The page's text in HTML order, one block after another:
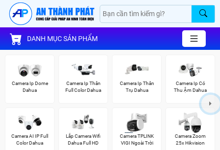
DANH MỤC SẢN PHẨM
Camera Ip Dome
Dahua
Camera Ip Thân
Full Color Dahua
Camera Ip Thân
Trụ Dahua
Camera Ip Có
Thu Ậm Dahua
Camera AI IP Full
Color Dahua
Lắp Camera Wifi
Dahua Full HD
Camera TPLINK
VIGI Ngoài Trời
Camera Zoom
25x Hikvision